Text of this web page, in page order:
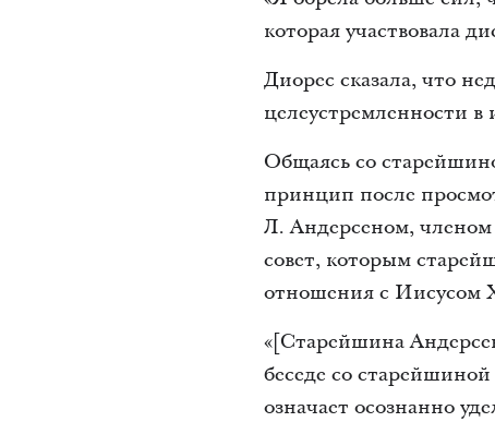
которая участвовала
Диорес сказала, что
целеустремленности
Общаясь со
принцип после
Л. Андерсеном, членом
совет, которым
отношения с Иисусом
«[Старейшина
беседе со
означает осознанно